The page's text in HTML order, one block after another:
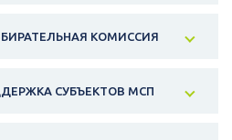
КОМИССИЯ
СУБЪЕКТОВ МСП